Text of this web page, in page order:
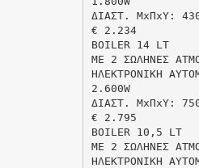
ΔIAΣT. MxΠxY:
€ 2.234
BOILER 14 LT
ME 2 ΣΩΛΗΝΕΣ
HΛEKTPONIKH
2.600W
ΔIAΣT. MxΠxY:
€ 2.795
BOILER 10,5 LT
ME 2 ΣΩΛΗΝΕΣ
HΛEKTPONIKH